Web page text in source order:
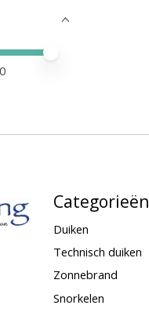
value
Categorieën
Duiken
Technisch duiken
Zonnebrand
Snorkelen